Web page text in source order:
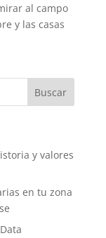
al campo
y las casas
y valores
en tu zona